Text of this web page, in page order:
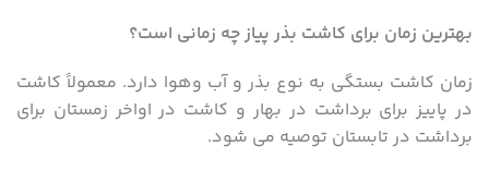
بهترین زمان برای کاشت بذر پیاز چه زمانی است؟
زمان کاشت بستگی به نوع بذر و آب وهوا دارد. معمولاً کاشت
در پاییز برای برداشت در بهار و کاشت در اواخر زمستان برای
برداشت در تابستان توصیه می شود.